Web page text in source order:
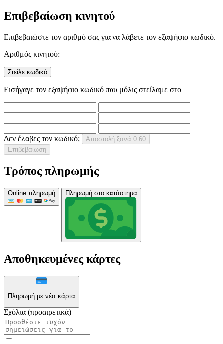
Επιβεβαίωση κινητού
Επιβεβαιώστε τον αριθμό σας για να λάβετε τον εξαψήφιο κωδικό.
Αριθμός κινητού:
Στείλε κωδικό
Εισήγαγε τον εξαψήφιο κωδικό που μόλις στείλαμε στο
Δεν έλαβες τον κωδικό; Αποστολή ξανά 0:60
Επιβεβαίωση
Τρόπος πληρωμής
Online πληρωμή Πληρωμή στο κατάστημα
Αποθηκευμένες κάρτες
Πληρωμή με νέα κάρτα
Σχόλια (προαιρετικά)